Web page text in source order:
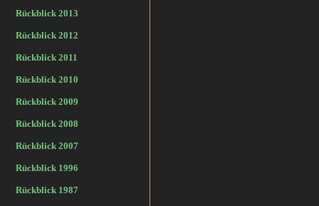
Rückblick 2013
Rückblick 2012
Rückblick 2011
Rückblick 2010
Rückblick 2009
Rückblick 2008
Rückblick 2007
Rückblick 1996
Rückblick 1987